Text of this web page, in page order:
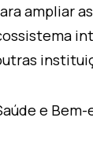
ampliar
e